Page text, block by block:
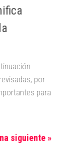
por
para
siguiente »